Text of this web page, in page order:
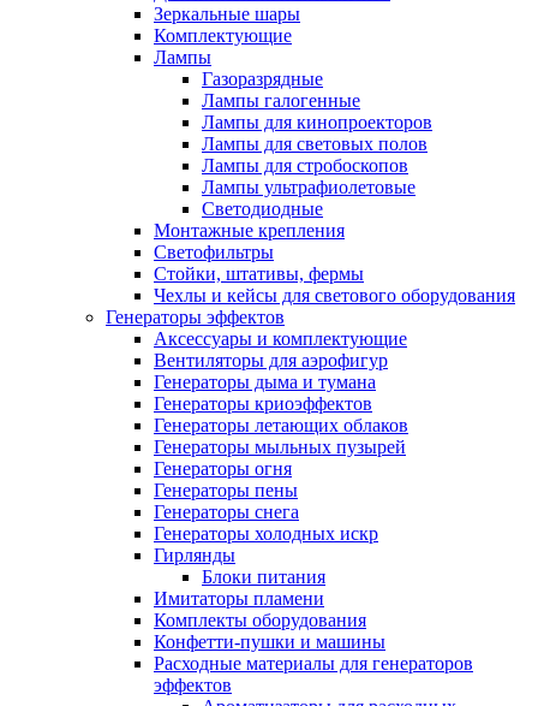
Зеркальные шары
Комплектующие
Лампы
Газоразрядные
Лампы галогенные
Лампы для кинопроекторов
Лампы для световых полов
Лампы для стробоскопов
Лампы ультрафиолетовые
Светодиодные
Монтажные крепления
Светофильтры
Стойки, штативы, фермы
Чехлы и кейсы для светового оборудования
Генераторы эффектов
Аксессуары и комплектующие
Вентиляторы для аэрофигур
Генераторы дыма и тумана
Генераторы криоэффектов
Генераторы летающих облаков
Генераторы мыльных пузырей
Генераторы огня
Генераторы пены
Генераторы снега
Генераторы холодных искр
Гирлянды
Блоки питания
Имитаторы пламени
Комплекты оборудования
Конфетти-пушки и машины
Расходные материалы для генераторов
эффектов